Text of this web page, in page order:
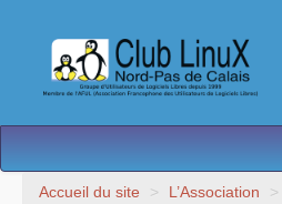
L’Association
Accueil du site > L’Association >